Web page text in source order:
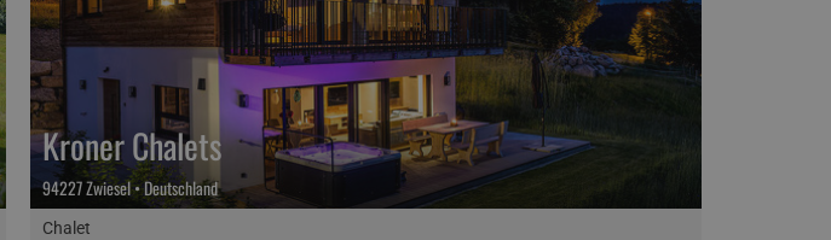
Chalet
Kroner Chalets
94227 Zwiesel • Deutschland